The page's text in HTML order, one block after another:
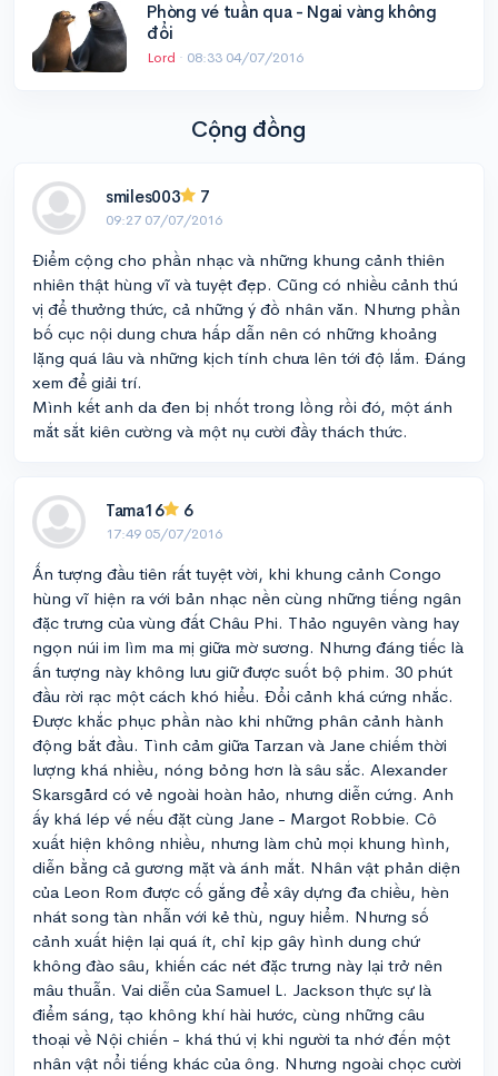
Phòng vé tuần qua - Ngai vàng không
đổi
Lord · 08:33 04/07/2016
Cộng đồng
smiles003 7
09:27 07/07/2016
Điểm cộng cho phần nhạc và những khung cảnh thiên
nhiên thật hùng vĩ và tuyệt đẹp. Cũng có nhiều cảnh thú
vị để thưởng thức, cả những ý đồ nhân văn. Nhưng phần
bố cục nội dung chưa hấp dẫn nên có những khoảng
lặng quá lâu và những kịch tính chưa lên tới độ lắm. Đáng
xem để giải trí.
Mình kết anh da đen bị nhốt trong lồng rồi đó, một ánh
mắt sắt kiên cường và một nụ cười đầy thách thức.
Tama16 6
17:49 05/07/2016
Ấn tượng đầu tiên rất tuyệt vời, khi khung cảnh Congo
hùng vĩ hiện ra với bản nhạc nền cùng những tiếng ngân
đặc trưng của vùng đất Châu Phi. Thảo nguyên vàng hay
ngọn núi im lìm ma mị giữa mờ sương. Nhưng đáng tiếc là
ấn tượng này không lưu giữ được suốt bộ phim. 30 phút
đầu rời rạc một cách khó hiểu. Đổi cảnh khá cứng nhắc.
Được khắc phục phần nào khi những phân cảnh hành
động bắt đầu. Tình cảm giữa Tarzan và Jane chiếm thời
lượng khá nhiều, nóng bỏng hơn là sâu sắc. Alexander
Skarsgård có vẻ ngoài hoàn hảo, nhưng diễn cứng. Anh
ấy khá lép vế nếu đặt cùng Jane - Margot Robbie. Cô
xuất hiện không nhiều, nhưng làm chủ mọi khung hình,
diễn bằng cả gương mặt và ánh mắt. Nhân vật phản diện
của Leon Rom được cố gắng để xây dựng đa chiều, hèn
nhát song tàn nhẫn với kẻ thù, nguy hiểm. Nhưng số
cảnh xuất hiện lại quá ít, chỉ kịp gây hình dung chứ
không đào sâu, khiến các nét đặc trưng này lại trở nên
mâu thuẫn. Vai diễn của Samuel L. Jackson thực sự là
điểm sáng, tạo không khí hài hước, cùng những câu
thoại về Nội chiến - khá thú vị khi người ta nhớ đến một
nhân vật nổi tiếng khác của ông. Nhưng ngoài chọc cười